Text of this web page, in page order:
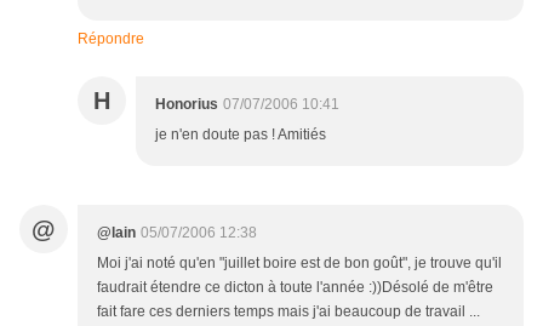
Répondre
H Honorius 07/07/2006 10:41
je n'en doute pas ! Amitiés
@ @lain 05/07/2006 12:38
Moi j'ai noté qu'en "juillet boire est de bon goût", je trouve qu'il
faudrait étendre ce dicton à toute l'année :))Désolé de m'être
fait fare ces derniers temps mais j'ai beaucoup de travail ...